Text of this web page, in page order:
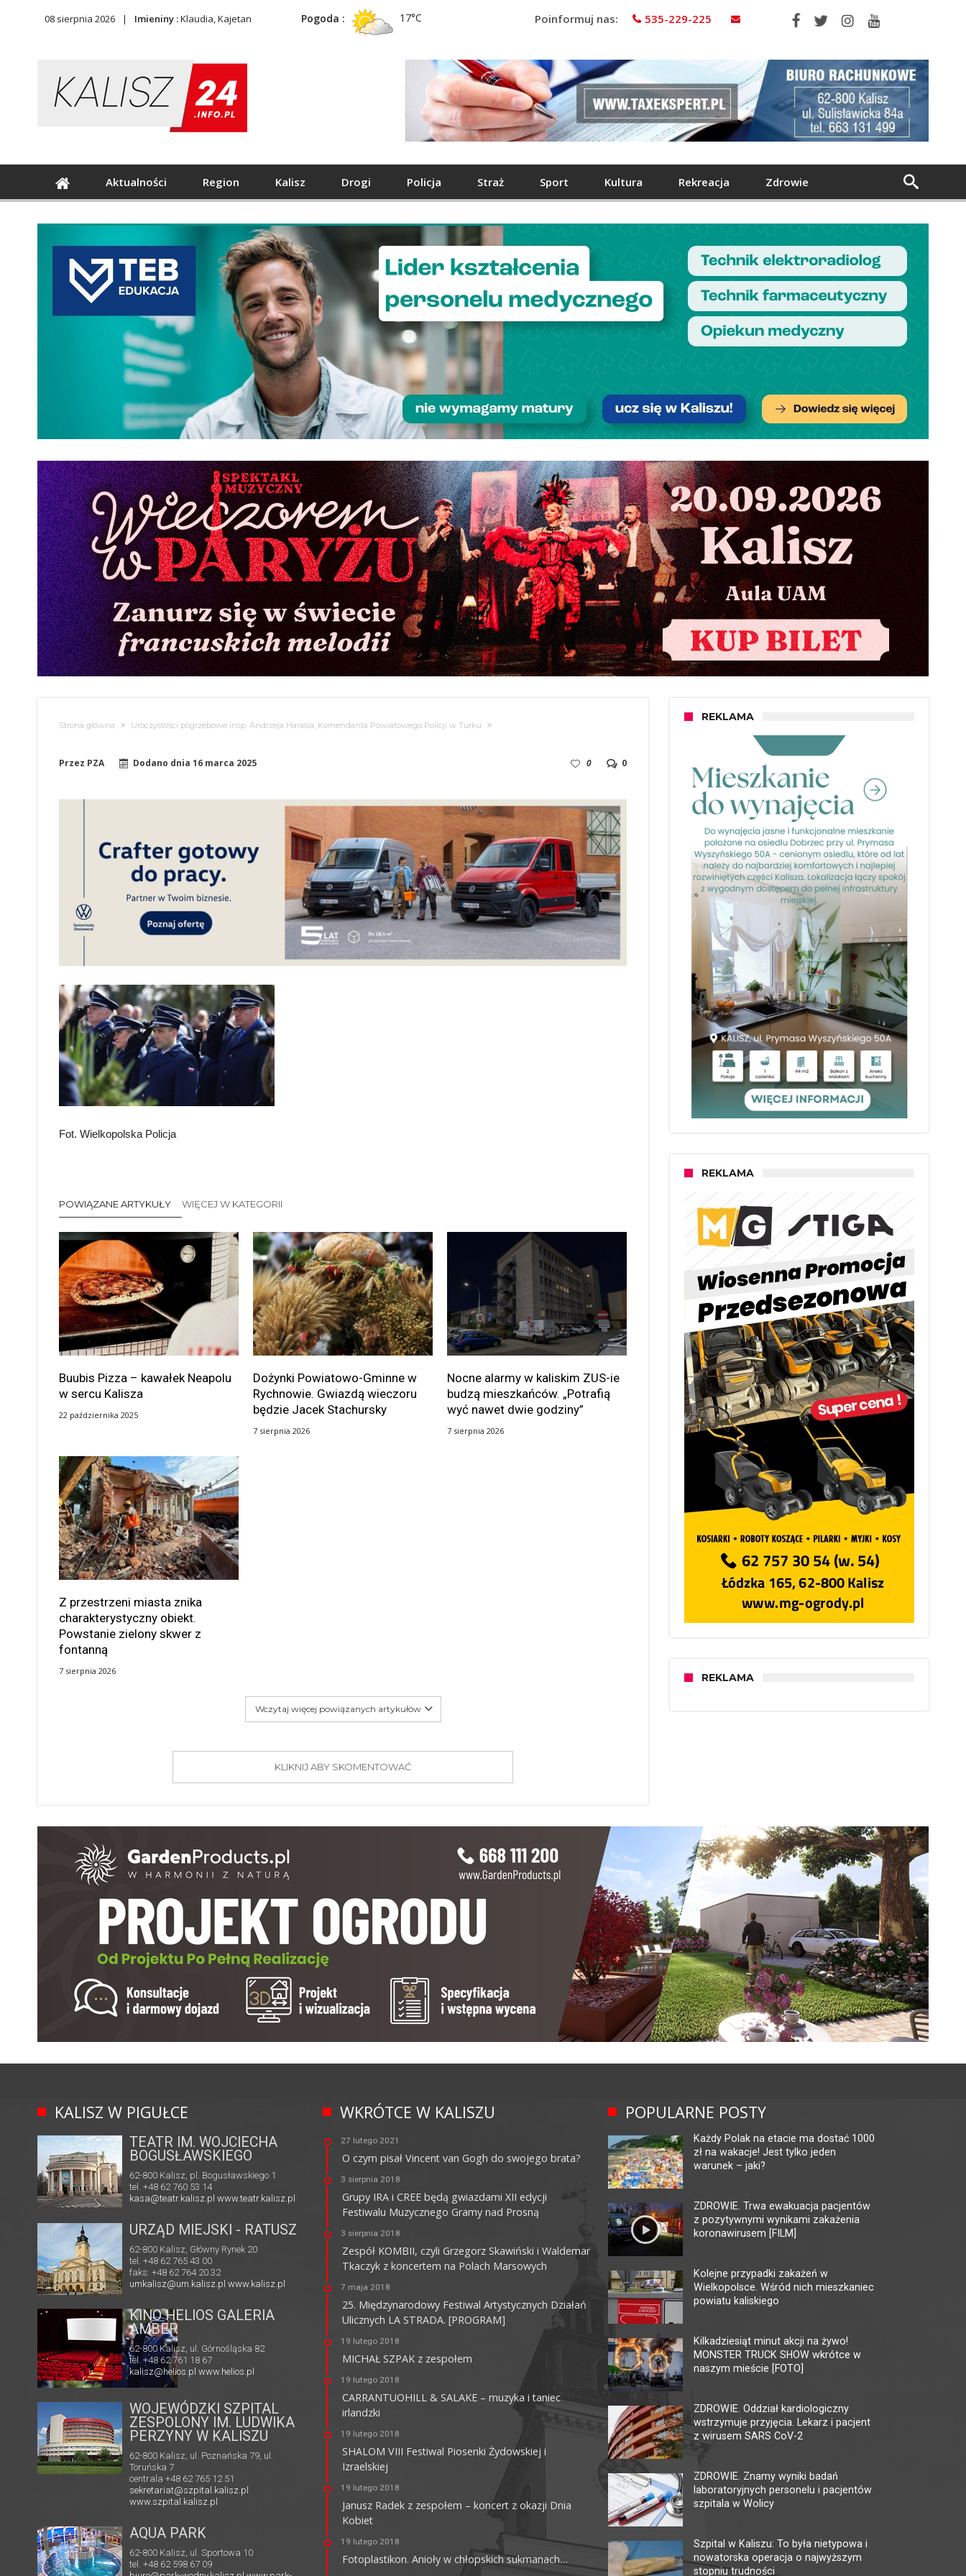
08 sierpnia 2026 Imieniny :Klaudia, Kajetan Pogoda : 17°C Poinformuj nas: 535-229-225
Aktualności Region Kalisz Drogi Policja Straż Sport Kultura Rekreacja Zdrowie
Strona główna Uroczystości pogrzebowe insp. Andrzeja Harasia, Komendanta Powiatowego Policji w Turku
Przez PZA Dodano dnia 16 marca 2025 0
0
Fot. Wielkopolska Policja
POWIĄZANE ARTYKUŁY WIĘCEJ W KATEGORII
Buubis Pizza – kawałek Neapolu
w sercu Kalisza
22 października 2025
Dożynki Powiatowo-Gminne w
Rychnowie. Gwiazdą wieczoru
będzie Jacek Stachursky
7 sierpnia 2026
Nocne alarmy w kaliskim ZUS-ie
budzą mieszkańców. „Potrafią
wyć nawet dwie godziny”
7 sierpnia 2026
Z przestrzeni miasta znika
charakterystyczny obiekt.
Powstanie zielony skwer z
fontanną
7 sierpnia 2026
Wczytaj więcej powiązanych artykułów
KLIKNIJ ABY SKOMENTOWAĆ
REKLAMA
REKLAMA
REKLAMA
KALISZ W PIGUŁCE
TEATR IM. WOJCIECHA
BOGUSŁAWSKIEGO
62-800 Kalisz, pl. Bogusławskiego 1
tel. +48 62 760 53 14
kasa@teatr.kalisz.pl www.teatr.kalisz.pl
URZĄD MIEJSKI - RATUSZ
62-800 Kalisz, Główny Rynek 20
tel. +48 62 765 43 00
faks: +48 62 764 20 32
umkalisz@um.kalisz.pl www.kalisz.pl
KINO HELIOS GALERIA
AMBER
62-800 Kalisz, ul. Górnośląska 82
tel. +48 62 761 18 67
kalisz@helios.pl www.helios.pl
KINO CENTRUM
tel. +48 62 765 25 01
ckis.kalisz.pl/
MULTIKINO GALERIA
TĘCZA
62-800 Kalisz, ul. 3 Maja 1
tel. + 48 41 267 23 84
multikino.pl
WOJEWÓDZKI SZPITAL
ZESPOLONY IM. LUDWIKA
PERZYNY W KALISZU
62-800 Kalisz, ul. Poznańska 79, ul.
Toruńska 7
centrala +48 62 765 12 51
sekretariat@szpital.kalisz.pl
www.szpital.kalisz.pl
AQUA PARK
62-800 Kalisz, ul. Sportowa 10
tel. +48 62 598 67 09
WKRÓTCE W KALISZU
27 lutego 2021
O czym pisał Vincent van Gogh do swojego brata?
3 sierpnia 2018
Grupy IRA i CREE będą gwiazdami XII edycji
Festiwalu Muzycznego Gramy nad Prosną
3 sierpnia 2018
Zespół KOMBII, czyli Grzegorz Skawiński i Waldemar
Tkaczyk z koncertem na Polach Marsowych
7 maja 2018
25. Międzynarodowy Festiwal Artystycznych Działań
Ulicznych LA STRADA. [PROGRAM]
19 lutego 2018
MICHAŁ SZPAK z zespołem
19 lutego 2018
CARRANTUOHILL & SALAKE – muzyka i taniec
irlandzki
19 lutego 2018
SHALOM VIII Festiwal Piosenki Żydowskiej i
Izraelskiej
19 lutego 2018
Janusz Radek z zespołem – koncert z okazji Dnia
Kobiet
19 lutego 2018
Fotoplastikon. Anioły w chłopskich sukmanach…
POPULARNE POSTY
Każdy Polak na etacie ma dostać 1000
zł na wakacje! Jest tylko jeden
warunek – jaki?
ZDROWIE. Trwa ewakuacja pacjentów
z pozytywnymi wynikami zakażenia
koronawirusem [FILM]
Kolejne przypadki zakażeń w
Wielkopolsce. Wśród nich mieszkaniec
powiatu kaliskiego
Kilkadziesiąt minut akcji na żywo!
MONSTER TRUCK SHOW wkrótce w
naszym mieście [FOTO]
ZDROWIE. Oddział kardiologiczny
wstrzymuje przyjęcia. Lekarz i pacjent
z wirusem SARS CoV-2
ZDROWIE. Znamy wyniki badań
laboratoryjnych personelu i pacjentów
szpitala w Wolicy
Szpital w Kaliszu: To była nietypowa i
nowatorska operacja o najwyższym
stopniu trudności